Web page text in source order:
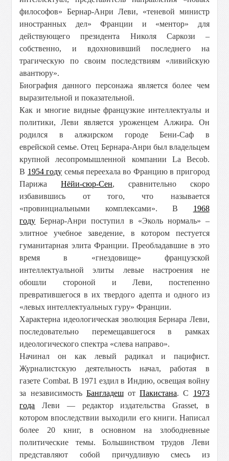
философов» Бернар-Анри Леви, «теневой министр
иностранных дел» Франции и «ментор» для
действующего президента Николя Саркози –
собственно, и вдохновивший последнего на
трагическую по своим последствиям «ливийскую
авантюру».
Биография данного персонажа является более чем
выразительной и показательной.
Как и многие видные французкие интеллектуалы и
политики, Леви является уроженцем Алжира. Он
родился в алжирском городе Бени-Саф в
еврейской семье. Отец Бернара-Анри был владельцем
крупной лесопромышленной компании La Becob.
В 1954 году семья переехала во Францию в пригород
ПарижаНёйи-сюр-Сен, сравнительно скоро
избавившись от того, что называется
«провинциальными комплексами». В 1968
году Бернар-Анри поступил в «Эколь нормаль» –
элитное учебное заведение, в котором пестуется
гуманитарная элита Франции. Преобладавшие в это
время в «гнездовище» французской
интеллектуальной элиты левые настроения не
обошли стороной и Леви, постепенно
превратившегося в их твердого адепта и одного из
«левых интеллектуальных гуру» Франции.
Характерна идеологическая эволюция Бернара Леви,
последовательно перемещавшегося в рамках
идеологического спектра «слева направо».
Начинал он как левый радикал и пацифист.
Журналистскую деятельность начал, работая в
газете Combat. В 1971 ездил в Индию, освещая войну
за независимость БангладешотПакистана. С 1973
года Леви — редактор издательства Grasset, в
котором впоследствии выходили его книги. Написал
более 20 книг, в основном на злободневные
политические темы. Большинством трудов Леви
представляют собой причудливую смесь из